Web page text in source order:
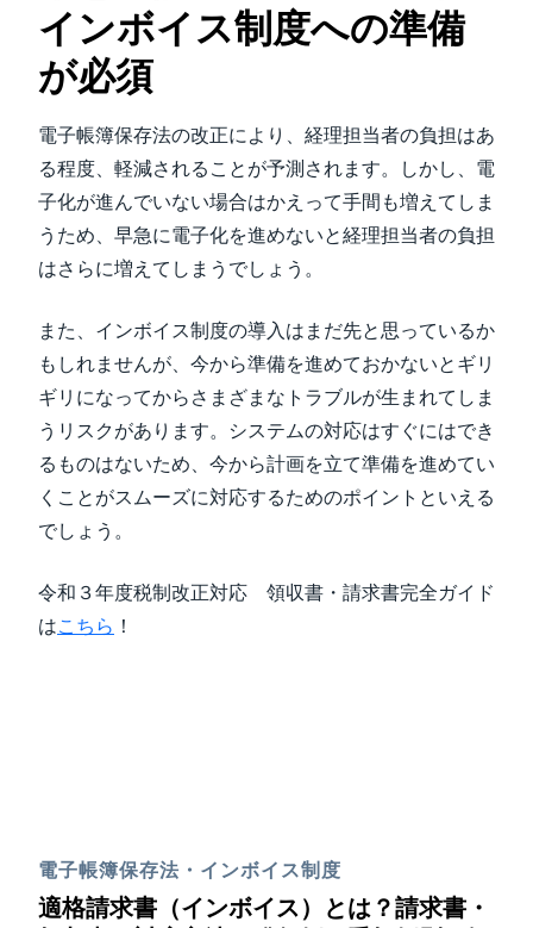
インボイス制度への準備
が必須
電子帳簿保存法の改正により、経理担当者の負担はあ
る程度、軽減されることが予測されます。しかし、電
子化が進んでいない場合はかえって手間も増えてしま
うため、早急に電子化を進めないと経理担当者の負担
はさらに増えてしまうでしょう。
また、インボイス制度の導入はまだ先と思っているか
もしれませんが、今から準備を進めておかないとギリ
ギリになってからさまざまなトラブルが生まれてしま
うリスクがあります。システムの対応はすぐにはでき
るものはないため、今から計画を立て準備を進めてい
くことがスムーズに対応するためのポイントといえる
でしょう。
令和３年度税制改正対応 領収書・請求書完全ガイド
はこちら ！
電子帳簿保存法・インボイス制度
適格請求書（インボイス）とは？請求書・